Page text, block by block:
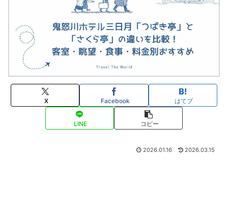
X Facebook はてブ
LINE コピー
2026.01.16 2026.03.15